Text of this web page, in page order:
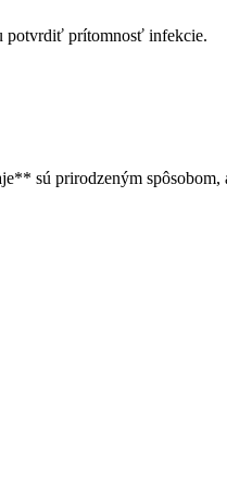
potvrdiť prítomnosť infekcie.
sú prirodzeným